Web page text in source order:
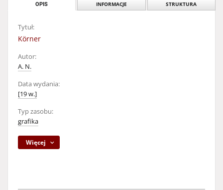
OPIS INFORMACJE STRUKTURA
Tytuł:
Körner
Autor:
A. N.
Data wydania:
[19 w.]
Typ zasobu:
grafika
Więcej